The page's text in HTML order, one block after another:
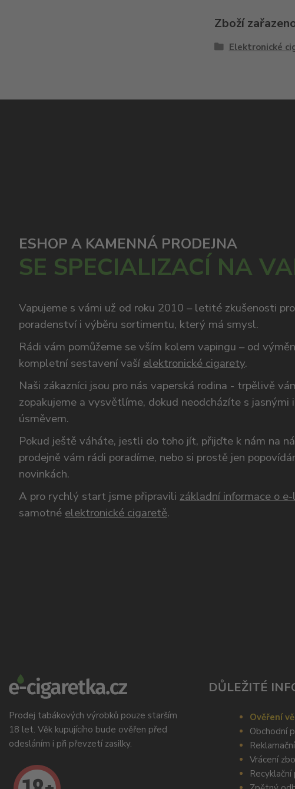
Zboží
Elektronické
ESHOP A KAMENNÁ PRODEJNA
SE SPECIALIZACÍ NA
Vapujeme s vámi už od roku 2010 – letité zkušenosti
poradenství i výběru sortimentu, který má smysl.
Rádi vám pomůžeme se vším kolem vapingu – od
kompletní sestavení vaší elektronické cigarety.
Naši zákazníci jsou pro nás vaperská rodina - trpělivě
zopakujeme a vysvětlíme, dokud neodcházíte s jasnými
úsměvem.
Pokud ještě váháte, jestli do toho jít, přijďte k nám na
prodejně vám rádi poradíme, nebo si prostě jen
novinkách.
A pro rychlý start jsme připravili základní informace o
samotné elektronické cigaretě.
Prodej tabákových výrobků pouze starším
18 let. Věk kupujícího bude ověřen před
odesláním i při převzetí zasilky.
DŮLEŽITÉ
Ověření
Obchodní
Vrácení